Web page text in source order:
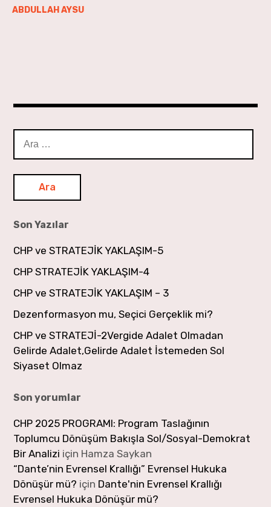
ABDULLAH AYSU
Son Yazılar
CHP ve STRATEJİK YAKLAŞIM-5
CHP STRATEJİK YAKLAŞIM-4
CHP ve STRATEJİK YAKLAŞIM – 3
Dezenformasyon mu, Seçici Gerçeklik mi?
CHP ve STRATEJİ-2Vergide Adalet Olmadan
Gelirde Adalet,Gelirde Adalet İstemeden Sol
Siyaset Olmaz
Son yorumlar
CHP 2025 PROGRAMI: Program Taslağının
Toplumcu Dönüşüm Bakışla Sol/Sosyal-Demokrat
Bir Analizi için Hamza Saykan
“Dante’nin Evrensel Krallığı” Evrensel Hukuka
Dönüşür mü? için Dante'nin Evrensel Krallığı
Evrensel Hukuka Dönüşür mü?